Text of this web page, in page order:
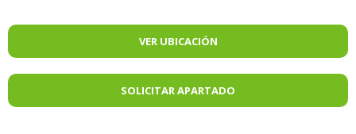
VER UBICACIÓN
SOLICITAR APARTADO